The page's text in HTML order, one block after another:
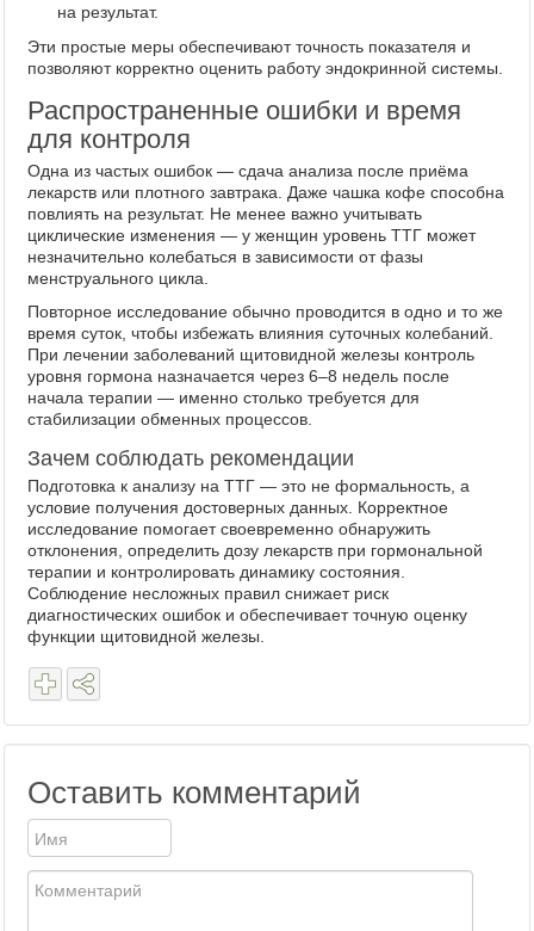
на результат.
Эти простые меры обеспечивают точность показателя и
позволяют корректно оценить работу эндокринной системы.
Распространенные ошибки и время
для контроля
Одна из частых ошибок — сдача анализа после приёма
лекарств или плотного завтрака. Даже чашка кофе способна
повлиять на результат. Не менее важно учитывать
циклические изменения — у женщин уровень ТТГ может
незначительно колебаться в зависимости от фазы
менструального цикла.
Повторное исследование обычно проводится в одно и то же
время суток, чтобы избежать влияния суточных колебаний.
При лечении заболеваний щитовидной железы контроль
уровня гормона назначается через 6–8 недель после
начала терапии — именно столько требуется для
стабилизации обменных процессов.
Зачем соблюдать рекомендации
Подготовка к анализу на ТТГ — это не формальность, а
условие получения достоверных данных. Корректное
исследование помогает своевременно обнаружить
отклонения, определить дозу лекарств при гормональной
терапии и контролировать динамику состояния.
Соблюдение несложных правил снижает риск
диагностических ошибок и обеспечивает точную оценку
функции щитовидной железы.
Оставить комментарий